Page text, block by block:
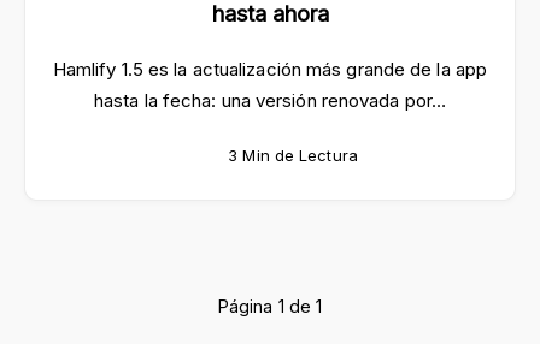
hasta ahora
Hamlify 1.5 es la actualización más grande de la app
hasta la fecha: una versión renovada por…
3 Min de Lectura
Página 1 de 1